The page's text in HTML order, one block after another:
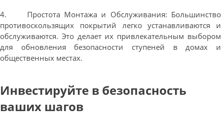
4. Простота Монтажа и Обслуживания: Большинство
противоскользящих покрытий легко устанавливаются и
обслуживаются. Это делает их привлекательным выбором
для обновления безопасности ступеней в домах и
общественных местах.
Инвестируйте в безопасность
ваших шагов